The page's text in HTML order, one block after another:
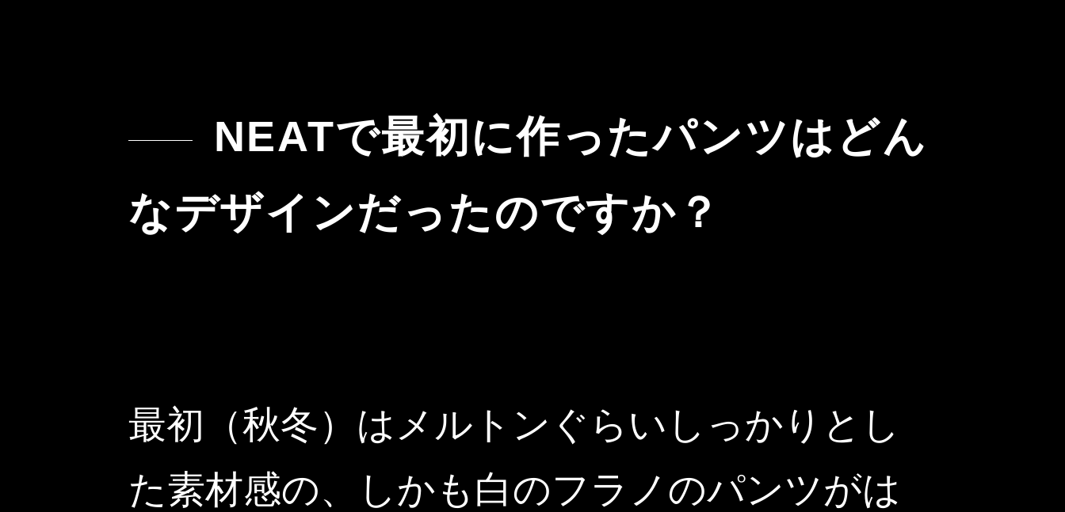
NEATで最初に作ったパンツはどん
なデザインだったのですか？
最初（秋冬）はメルトンぐらいしっかりとし
た素材感の、しかも白のフラノのパンツがは